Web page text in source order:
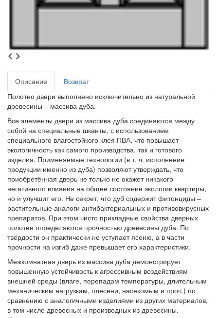
Описание
Возврат
Полотно двери выполнено исключительно из натуральной
древесины – массива дуба.
Все элементы двери из массива дуба соединяются между
собой на специальные шканты, с использованием
специального влагостойкого клея ПВА, что повышает
экологичность как самого производства, так и готового
изделия. Применяемые технологии (в т. ч. исполнение
продукции именно из дуба) позволяют утверждать, что
приобретённая дверь не только не окажет никакого
негативного влияния на общее состояние экологии квартиры,
но и улучшит его. Не секрет, что дуб содержит фитонциды –
растительные аналоги антибактериальных и противовирусных
препаратов. При этом чисто прикладные свойства дверных
полотен определяются прочностью древесины дуба. По
твёрдости он практически не уступает ясеню, а в части
прочности на изгиб даже превышает его характеристики.
Межкомнатная дверь из массива дуба демонстрирует
повышенную устойчивость к агрессивным воздействиям
внешней среды (влаге, перепадам температуры, длительным
механическим нагрузкам, плесени, насекомым и проч.) по
сравнению с аналогичными изделиями из других материалов,
в том числе древесных и производных из древесины.